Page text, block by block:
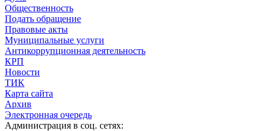
Общественность
Подать обращение
Правовые акты
Муниципальные услуги
Антикоррупционная деятельность
КРП
Новости
ТИК
Карта сайта
Архив
Электронная очередь
Администрация в соц. сетях: